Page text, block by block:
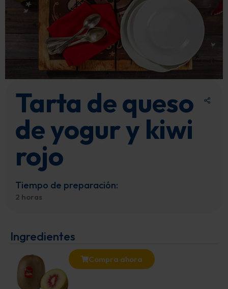
Tarta de queso
de yogur y kiwi
rojo
Tiempo de preparación:
2 horas
Ingredientes
Compra ahora